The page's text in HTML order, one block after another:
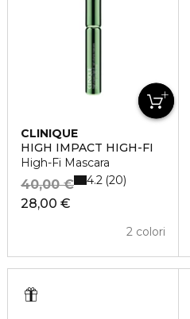
CLINIQUE
HIGH IMPACT HIGH-FI
High-Fi Mascara
28,00 €
40,00 €
2 colori
4.2 20